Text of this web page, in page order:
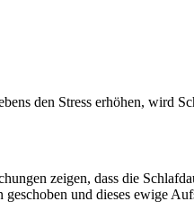
den Stress erhöhen, wird
zeigen, dass die
und dieses ewige